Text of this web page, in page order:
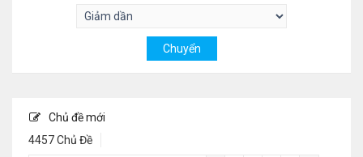
Chủ đề mới
4457 Chủ Đề